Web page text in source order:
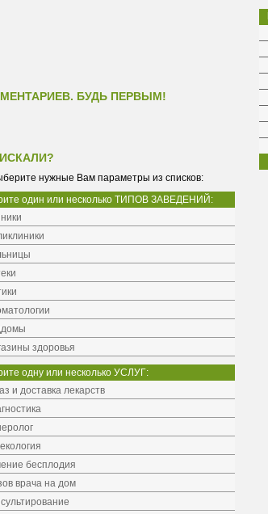
БУДЬ ПЕРВЫМ!
нужные Вам параметры из списков:
один или несколько ТИПОВ ЗАВЕДЕНИЙ:
здоровья
одну или несколько УСЛУГ:
и доставка лекарств
бесплодия
врача на дом